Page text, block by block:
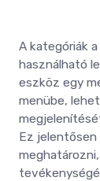
A kategóriák
használható
eszköz egy
menübe,
Ez